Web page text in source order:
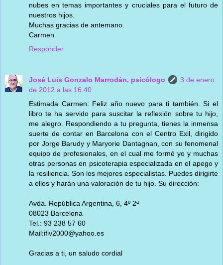
nubes en temas importantes y cruciales para el futuro de
nuestros hijos.
Muchas gracias de antemano.
Carmen
Responder
José Luis Gonzalo Marrodán, psicólogo
3 de enero
de 2012 a las 16:40
Estimada Carmen: Feliz año nuevo para ti también. Si el
libro te ha servido para suscitar la reflexión sobre tu hijo,
me alegro. Respondiendo a tu pregunta, tienes la inmensa
suerte de contar en Barcelona con el Centro Exil, dirigido
por Jorge Barudy y Maryorie Dantagnan, con su fenomenal
equipo de profesionales, en el cual me formé yo y muchas
otras personas en psicoterapia especializada en el apego y
la resiliencia. Son los mejores especialistas. Puedes dirigirte
a ellos y harán una valoración de tu hijo. Su dirección:
Avda. República Argentina, 6, 4º 2ª
08023 Barcelona
Tel.: 93 238 57 60
Mail:ifiv2000@yahoo.es
Gracias a ti, un saludo cordial